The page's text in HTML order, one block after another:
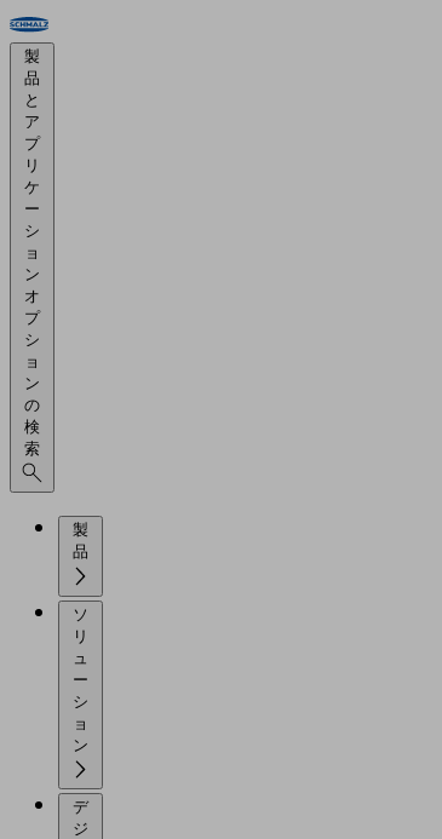
製
品
と
ア
プ
リ
ケ
ー
シ
ョ
ン
オ
プ
シ
ョ
ン
の
検
索
製
ソ
リ
ュ
ー
シ
ョ
デ
ジ